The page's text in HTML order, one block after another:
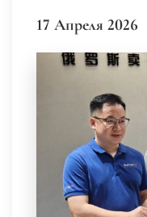
17 Апреля 2026